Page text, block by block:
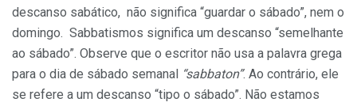
descanso sabático, não significa “guardar o sábado”, nem o
domingo. Sabbatismos significa um descanso “semelhante
ao sábado”. Observe que o escritor não usa a palavra grega
para o dia de sábado semanal “sabbaton”. Ao contrário, ele
se refere a um descanso “tipo o sábado”. Não estamos